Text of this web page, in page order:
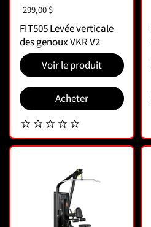
Prix :
299,00 $
FIT505 Levée verticale
des genoux VKR V2
Voir le produit
Acheter